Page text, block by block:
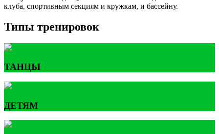
клуба, спортивным секциям и кружкам, и бассейну.
Типы тренировок
ТАНЦЫ
ДЕТЯМ